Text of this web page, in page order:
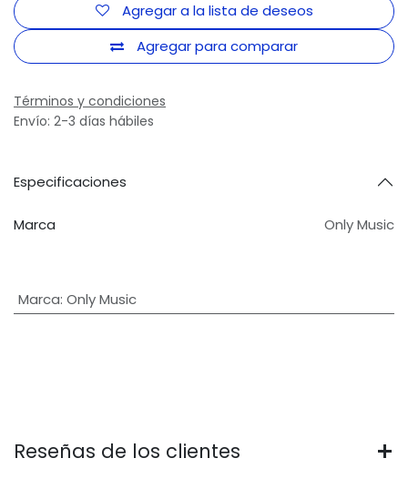
Agregar para comparar
Agregar a la lista de deseos
Términos y condiciones
Envío: 2-3 días hábiles
Especificaciones
Marca Only Music
Marca: Only Music
Reseñas de los clientes